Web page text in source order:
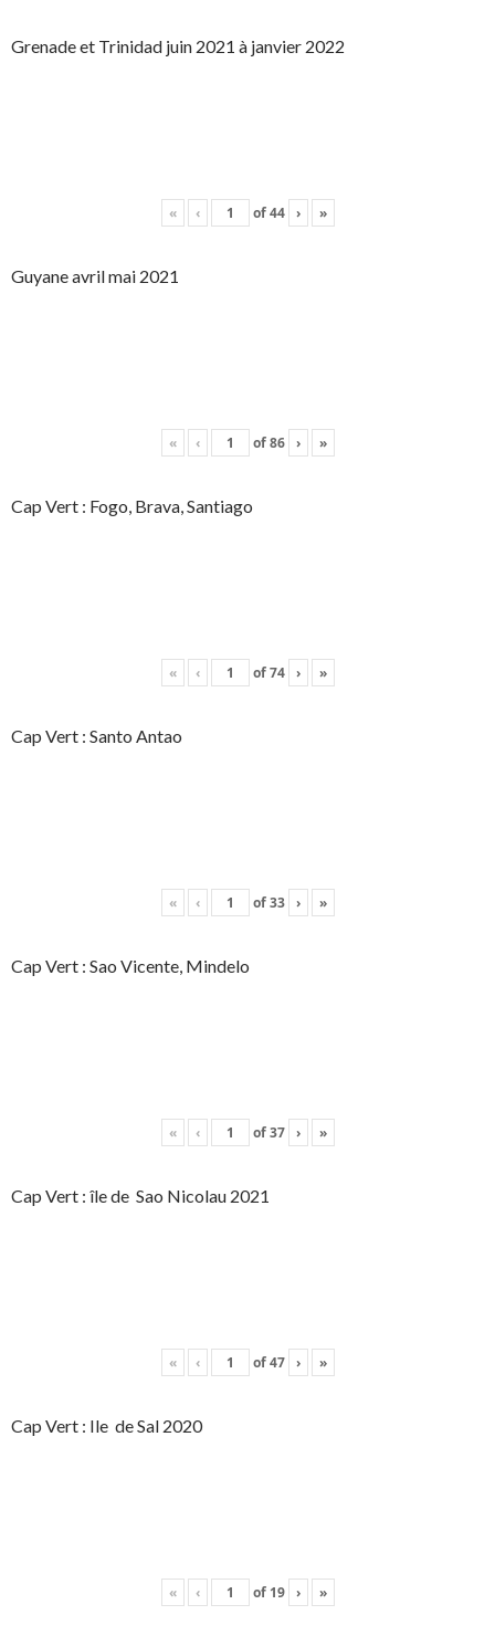
Grenade et Trinidad juin 2021 à janvier 2022
« ‹ of44 › »
Guyane avril mai 2021
« ‹ of86 › »
Cap Vert : Fogo, Brava, Santiago
« ‹ of74 › »
Cap Vert : Santo Antao
« ‹ of33 › »
Cap Vert : Sao Vicente, Mindelo
« ‹ of37 › »
Cap Vert : île de Sao Nicolau 2021
« ‹ of47 › »
Cap Vert : Ile de Sal 2020
« ‹ of 19 › »